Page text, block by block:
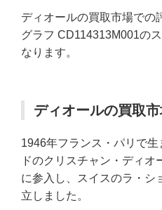
ディオールの買取市場での
グラフ CD114313M001の
なります。
ディオールの買取
1946年フランス・パリで
ドのクリスチャン・ディ
に参入し、スイスのラ・シ
立しました。